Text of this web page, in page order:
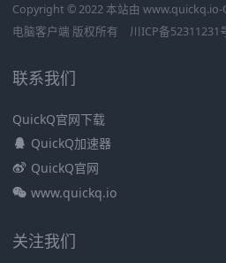
Copyright © 2022 本站由
电脑客户端 版权所有
川ICP备52311231
联系我们
QuickQ官网下载
QuickQ加速器
QuickQ官网
www.quickq.io
关注我们